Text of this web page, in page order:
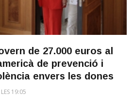
de 27.000 euros al
de prevenció i
envers les dones
19:05